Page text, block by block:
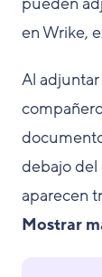
en Wrike,
Al
debajo del
aparecen
Mostrar